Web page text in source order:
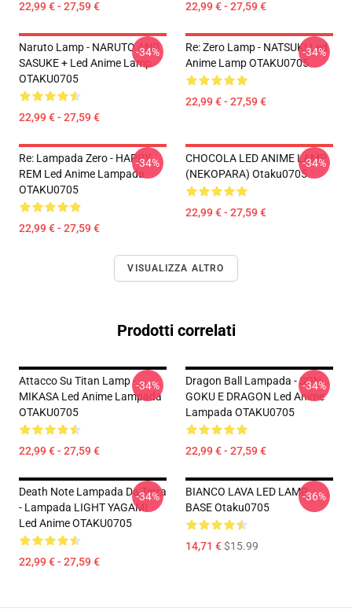
22,99 € - 27,59 € 22,99 € - 27,59 €
Naruto Lamp - NARUTO AND
SASUKE + Led Anime Lamp
OTAKU0705
22,99 € - 27,59 €
-34%
Re: Zero Lamp - NATSUKI Led
Anime Lamp OTAKU0705
22,99 € - 27,59 €
-34%
Re: Lampada Zero - HAPPY
REM Led Anime Lampada
OTAKU0705
22,99 € - 27,59 €
-34%
CHOCOLA LED ANIME LAMP
(NEKOPARA) Otaku0705
22,99 € - 27,59 €
-34%
VISUALIZZA ALTRO
Prodotti correlati
Attacco Su Titan Lamp -
MIKASA Led Anime Lampada
OTAKU0705
22,99 € - 27,59 €
-34%
Dragon Ball Lampada - SON
GOKU E DRAGON Led Anime
Lampada OTAKU0705
22,99 € - 27,59 €
-34%
Death Note Lampada Da Terra
- Lampada LIGHT YAGAMI
Led Anime OTAKU0705
22,99 € - 27,59 €
-34%
BIANCO LAVA LED LAMP
BASE Otaku0705
14,71 €$15.99
-36%